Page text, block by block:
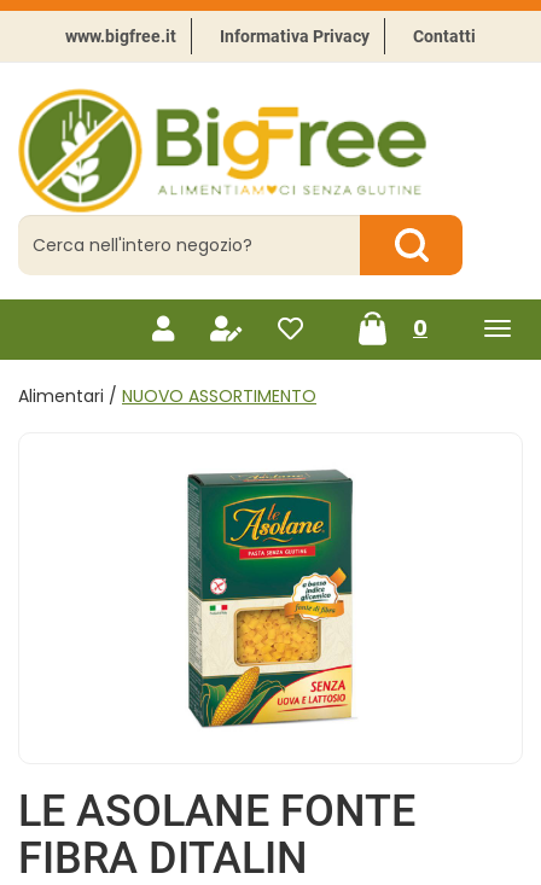
Passa
contenuto
principale
www.bigfree.it Informativa Privacy Contatti
BigFree
-
Punto
celiachia
Cerca
Prodotto
Cerca Prodotto
0prodotti
inseriti
Alimentari / NUOVO ASSORTIMENTO
LE ASOLANE FONTE
FIBRA DITALIN